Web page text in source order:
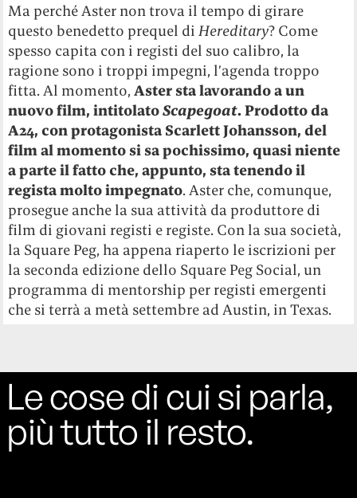
Ma perché Aster non trova il tempo di girare
questo benedetto prequel diHereditary? Come
spesso capita con i registi del suo calibro, la
ragione sono i troppi impegni, l’agenda troppo
fitta. Al momento,Aster sta lavorando a un
nuovo film, intitolatoScapegoat. Prodotto da
A24, con protagonista Scarlett Johansson, del
film al momento si sa pochissimo, quasi niente
a parte il fatto che, appunto, sta tenendo il
regista molto impegnato. Aster che, comunque,
prosegue anche la sua attività da produttore di
film di giovani registi e registe. Con la sua società,
la Square Peg, ha appena riaperto le iscrizioni per
la seconda edizione dello Square Peg Social, un
programma di mentorship per registi emergenti
che si terrà a metà settembre ad Austin, in Texas.
Le cose di cui si parla,
più tutto il resto.